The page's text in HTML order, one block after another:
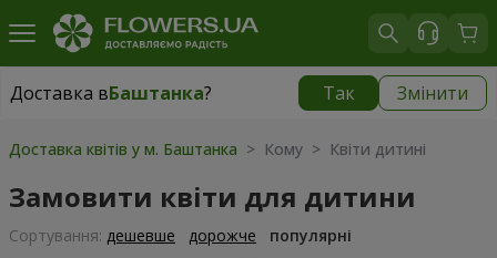
Доставка вБаштанка? Так Змінити
Доставка вБаштанка|
Доставка квітів у м. Баштанка > Кому > Квіти дитині
Замовити квіти для дитини
Сортування: дешевше дорожче популярні